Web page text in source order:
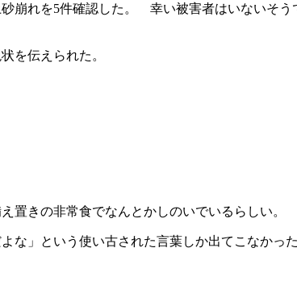
崩れを5件確認した。 幸い被害者はいないそ
を伝えられた。
置きの非常食でなんとかしのいでいるらしい。
な」という使い古された言葉しか出てこなかった